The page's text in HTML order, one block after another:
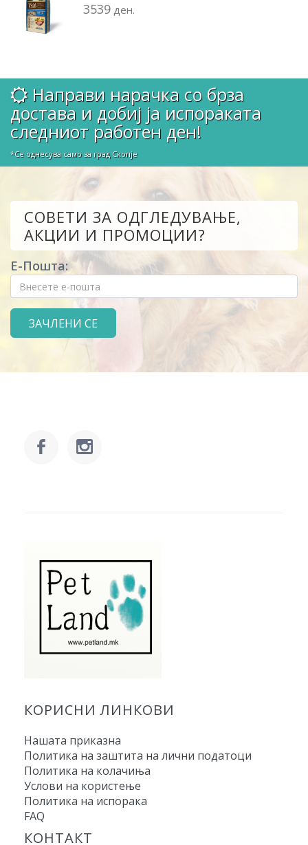
3539 ден.
Направи нарачка со брза
достава и добиј ја испораката
следниот работен ден!
*Се однесува само за град Скопје
СОВЕТИ ЗА ОДГЛЕДУВАЊЕ,
АКЦИИ И ПРОМОЦИИ?
Е-Пошта:
КОРИСНИ ЛИНКОВИ
Нашата приказна
Политика на заштита на лични податоци
Политика на колачиња
Услови на користење
Политика на испорака
FAQ
КОНТАКТ